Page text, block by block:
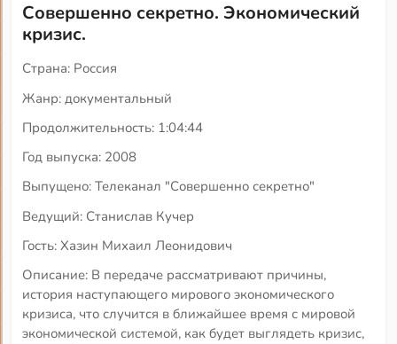
Совершенно секретно. Экономический
кризис.
Страна: Россия
Жанр: документальный
Продолжительность: 1:04:44
Год выпуска: 2008
Выпущено: Телеканал "Совершенно секретно"
Ведущий: Станислав Кучер
Гость: Хазин Михаил Леонидович
Описание: В передаче рассматривают причины,
история наступающего мирового экономического
кризиса, что случится в ближайшее время с мировой
экономической системой, как будет выглядеть кризис,